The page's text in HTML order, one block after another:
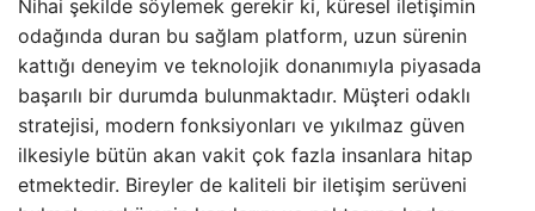
Nihai şekilde söylemek gerekir ki, küresel iletişimin
odağında duran bu sağlam platform, uzun sürenin
kattığı deneyim ve teknolojik donanımıyla piyasada
başarılı bir durumda bulunmaktadır. Müşteri odaklı
stratejisi, modern fonksiyonları ve yıkılmaz güven
ilkesiyle bütün akan vakit çok fazla insanlara hitap
etmektedir. Bireyler de kaliteli bir iletişim serüveni